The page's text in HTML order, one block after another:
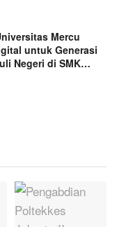
Mercu
untuk Generasi
Negeri di SMK